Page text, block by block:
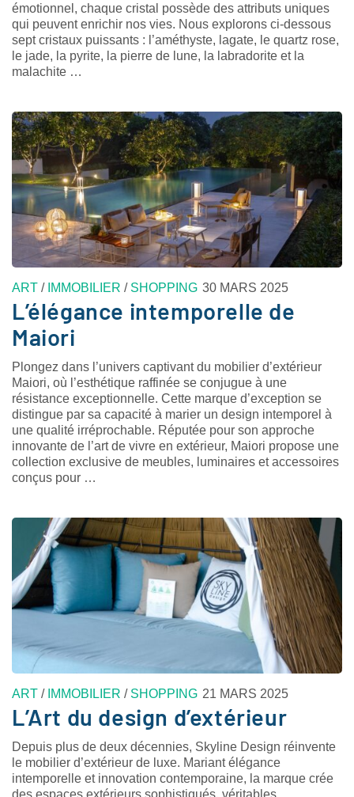
émotionnel, chaque cristal possède des attributs uniques
qui peuvent enrichir nos vies. Nous explorons ci-dessous
sept cristaux puissants : l’améthyste, lagate, le quartz rose,
le jade, la pyrite, la pierre de lune, la labradorite et la
malachite …
ART / IMMOBILIER / SHOPPING 30 MARS 2025
L’élégance intemporelle de
Maiori
Plongez dans l’univers captivant du mobilier d’extérieur
Maiori, où l’esthétique raffinée se conjugue à une
résistance exceptionnelle. Cette marque d’exception se
distingue par sa capacité à marier un design intemporel à
une qualité irréprochable. Réputée pour son approche
innovante de l’art de vivre en extérieur, Maiori propose une
collection exclusive de meubles, luminaires et accessoires
conçus pour …
ART / IMMOBILIER / SHOPPING 21 MARS 2025
L’Art du design d’extérieur
Depuis plus de deux décennies, Skyline Design réinvente
le mobilier d’extérieur de luxe. Mariant élégance
intemporelle et innovation contemporaine, la marque crée